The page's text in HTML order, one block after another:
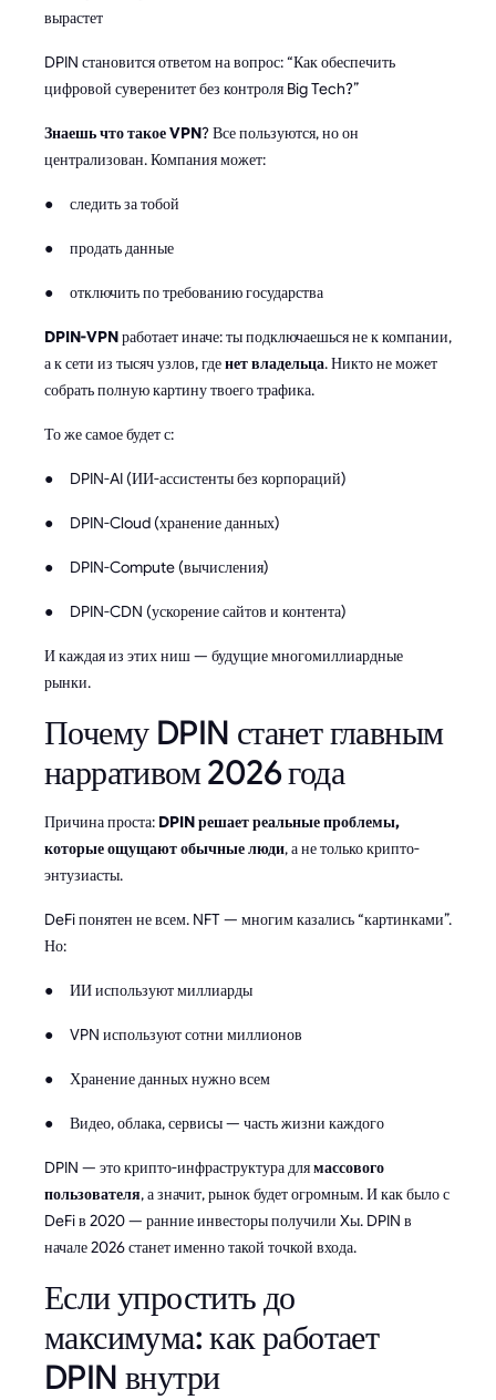
вырастет
DPIN становится ответом на вопрос: “Как обеспечить
цифровой суверенитет без контроля Big Tech?”
Знаешь что такое VPN? Все пользуются, но он
централизован. Компания может:
● следить за тобой
● продать данные
● отключить по требованию государства
DPIN-VPNработает иначе: ты подключаешься не к компании,
а к сети из тысяч узлов, гденет владельца. Никто не может
собрать полную картину твоего трафика.
То же самое будет с:
● DPIN-AI (ИИ-ассистенты без корпораций)
● DPIN-Cloud (хранение данных)
● DPIN-Compute (вычисления)
● DPIN-CDN (ускорение сайтов и контента)
И каждая из этих ниш — будущие многомиллиардные
рынки.
Почему DPIN станет главным
нарративом 2026 года
Причина проста: DPIN решает реальные проблемы,
которые ощущают обычные люди, а не только крипто-
энтузиасты.
DeFi понятен не всем. NFT — многим казались “картинками”.
Но:
● ИИ используют миллиарды
● VPN используют сотни миллионов
● Хранение данных нужно всем
● Видео, облака, сервисы — часть жизни каждого
DPIN — это крипто-инфраструктура длямассового
пользователя, а значит, рынок будет огромным. И как было с
DeFi в 2020 — ранние инвесторы получили Xы. DPIN в
начале 2026 станет именно такой точкой входа.
Если упростить до
максимума: как работает
DPIN внутри